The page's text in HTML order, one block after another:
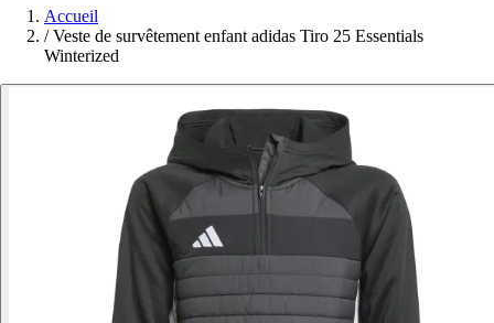
Accueil
/ Veste de survêtement enfant adidas Tiro 25 Essentials
Winterized